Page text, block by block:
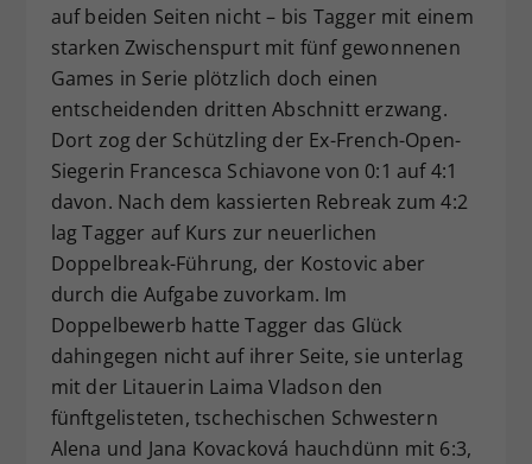
auf beiden Seiten nicht – bis Tagger mit einem
starken Zwischenspurt mit fünf gewonnenen
Games in Serie plötzlich doch einen
entscheidenden dritten Abschnitt erzwang.
Dort zog der Schützling der Ex-French-Open-
Siegerin Francesca Schiavone von 0:1 auf 4:1
davon. Nach dem kassierten Rebreak zum 4:2
lag Tagger auf Kurs zur neuerlichen
Doppelbreak-Führung, der Kostovic aber
durch die Aufgabe zuvorkam. Im
Doppelbewerb hatte Tagger das Glück
dahingegen nicht auf ihrer Seite, sie unterlag
mit der Litauerin Laima Vladson den
fünftgelisteten, tschechischen Schwestern
Alena und Jana Kovacková hauchdünn mit 6:3,